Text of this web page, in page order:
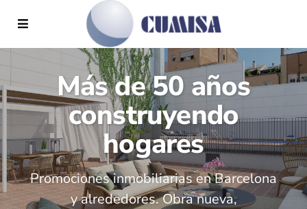
Más de 50 años
construyendo
hogares
Promociones inmobiliarias en Barcelona
y alrededores. Obra nueva,